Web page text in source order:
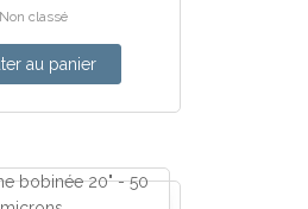
Non classé
au panier